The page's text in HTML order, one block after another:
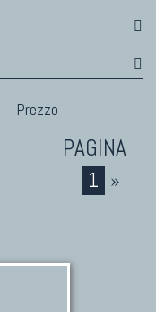
Prezzo
1 »